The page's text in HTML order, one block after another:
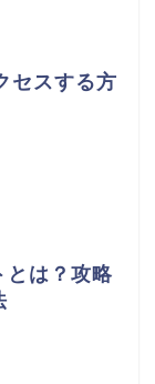
セスする方
とは？攻略